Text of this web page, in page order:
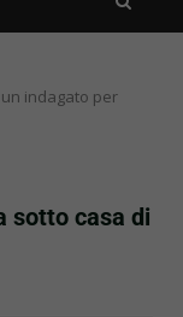
indagato per
sotto casa di